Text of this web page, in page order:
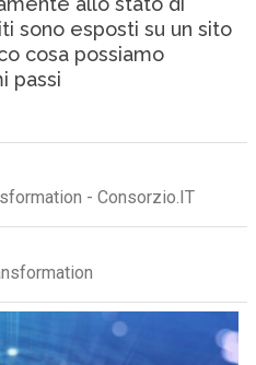
sono esposti su un sito
cosa possiamo
passi
- Consorzio.IT